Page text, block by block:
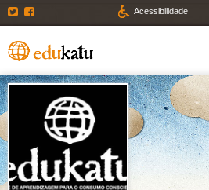
Twitter Acessibilidade